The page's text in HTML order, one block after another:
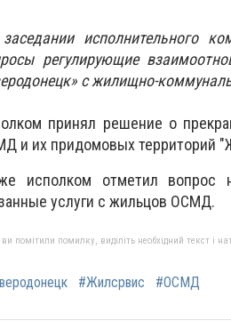
исполнительного
регулирующие
с жилищно-
принял решение о
и их придомовых территорий
исполком отметил вопрос
услуги с жильцов ОСМД.
помітили помилку, виділіть необхідний текст і
#Жилсрвис #ОСМД